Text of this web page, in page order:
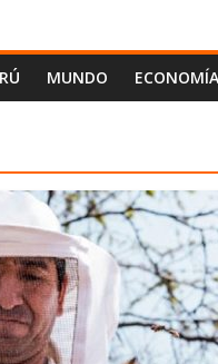
MUNDO ECONOMÍA